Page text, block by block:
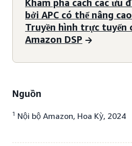
Khám phá cách các ưu
bởi APC có thể nâng
Truyền hình trực tuyến
Amazon DSP
Nguồn
1 Nội bộ Amazon, Hoa Kỳ, 2024